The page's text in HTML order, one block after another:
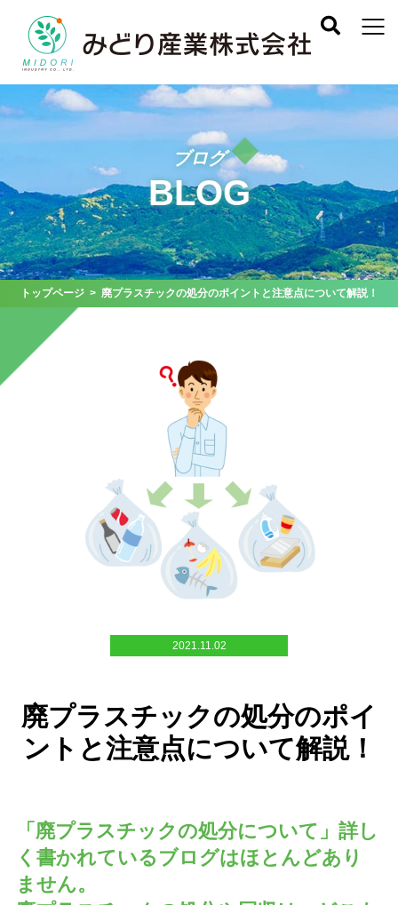
ブログ
BLOG
トップページ> 廃プラスチックの処分のポイントと注意点について解説！
2021.11.02
廃プラスチックの処分のポイ
ントと注意点について解説！
「廃プラスチックの処分について」詳し
く書かれているブログはほとんどあり
ません。